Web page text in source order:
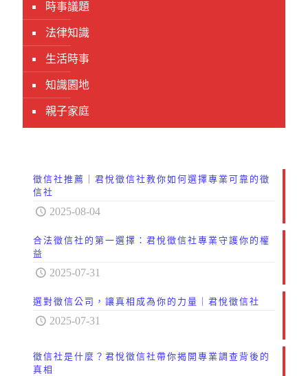
時事議題
法律知識
生活時事
知識園地
親子家庭
徵信社推薦｜君悅徵信社教你如何選擇專業可靠的徵
信社
2025-08-04
合法徵信社的第一選擇：君悅徵信社專業守護你的權
益
2025-07-31
選對徵信公司，讓真相成為你的力量｜君悅徵信社
2025-07-31
徵信社是什麼？君悅徵信社帶你揭開專業調查背後的
真相